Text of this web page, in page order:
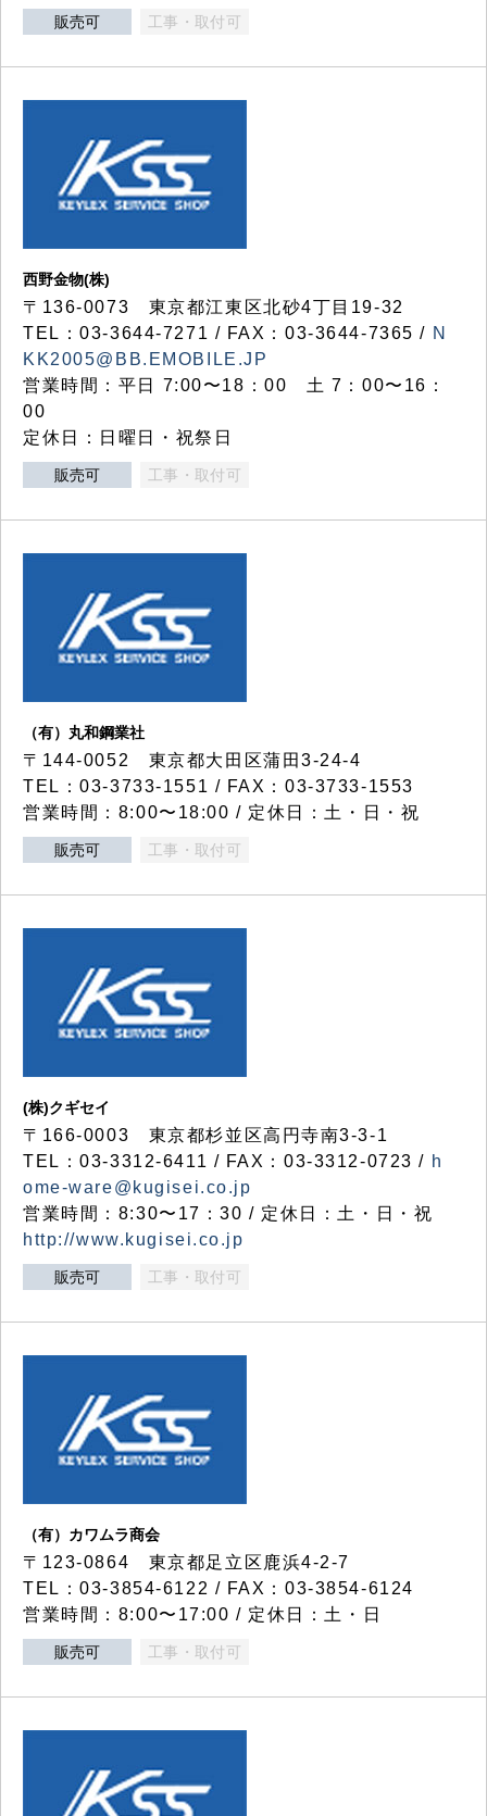
販売可 工事・取付可
西野金物(株)
〒136-0073 東京都江東区北砂4丁目19-32
TEL：03‐3644‐7271 / FAX：03-3644-7365 / N
KK2005@BB.EMOBILE.JP
営業時間：平日 7:00〜18：00 土 7：00〜16：
00
定休日：日曜日・祝祭日
販売可 工事・取付可
（有）丸和鋼業社
〒144-0052 東京都大田区蒲田3-24-4
TEL：03-3733-1551 / FAX：03-3733-1553
営業時間：8:00〜18:00 / 定休日：土・日・祝
販売可 工事・取付可
(株)クギセイ
〒166-0003 東京都杉並区高円寺南3-3-1
TEL：03-3312-6411 / FAX：03-3312-0723 / h
ome-ware@kugisei.co.jp
営業時間：8:30〜17：30 / 定休日：土・日・祝
http://www.kugisei.co.jp
販売可 工事・取付可
（有）カワムラ商会
〒123-0864 東京都足立区鹿浜4-2-7
TEL：03-3854-6122 / FAX：03-3854-6124
営業時間：8:00〜17:00 / 定休日：土・日
販売可 工事・取付可